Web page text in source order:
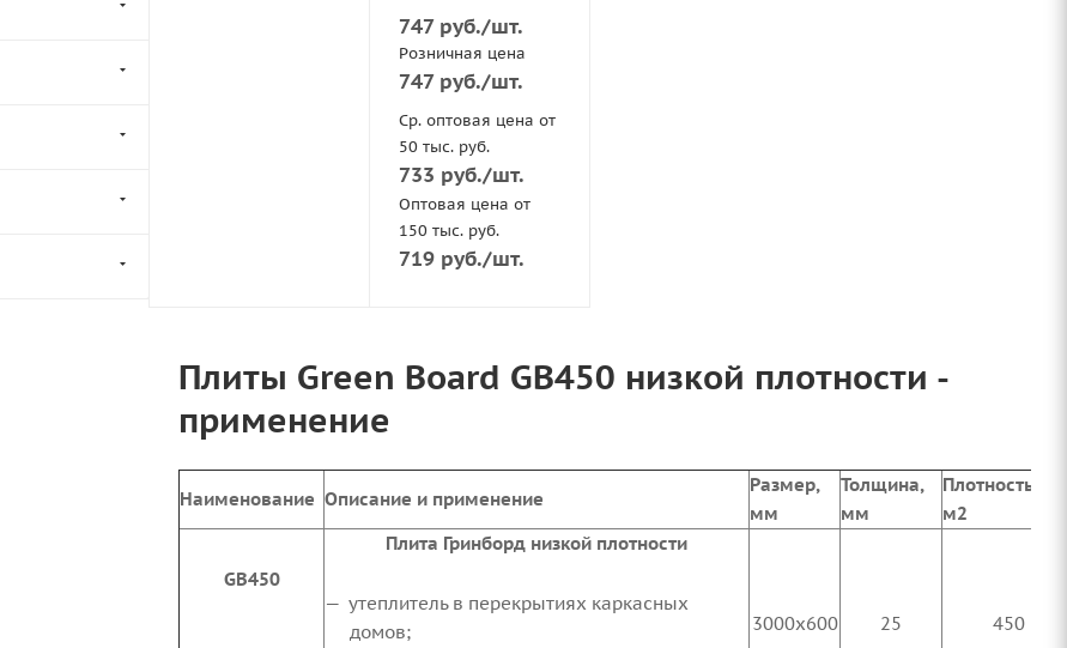
747руб./шт.
Розничная цена
747руб./шт.
Ср. оптовая цена от
50 тыс. руб.
733 руб./шт.
Оптовая цена от
150 тыс. руб.
719 руб./шт.
Плиты Green Board GB450 низкой плотности -
применение
Наименование Описание и применение
Размер,
мм
Толщина,
мм
Плотность, кг/
м2
GB450
Плита Гринборд низкой плотности
утеплитель в перекрытиях каркасных
домов;
3000х600 25 450